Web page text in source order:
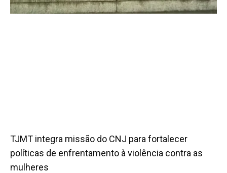
TJMT integra missão do CNJ para fortalecer
políticas de enfrentamento à violência contra as
mulheres